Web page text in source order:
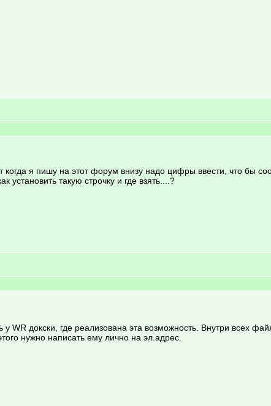
когда я пишу на этот форум внизу надо цифры ввести, что бы
установить такую строчку и где взять....?
WR докски, где реализована эта возможность. Внутри всех
нужно написать ему лично на эл.адрес.